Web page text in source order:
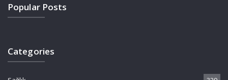
Popular Posts
Categories